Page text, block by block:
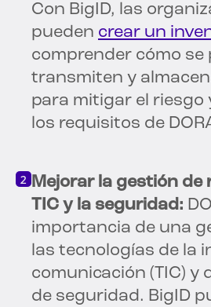
Con BigID, las
pueden crear un
comprender cómo se
transmiten y
para mitigar el riesgo
los requisitos de
Mejorar la gestión de
TIC y la seguridad:
importancia de una
las tecnologías de la
comunicación (TIC) y
de seguridad. BigID